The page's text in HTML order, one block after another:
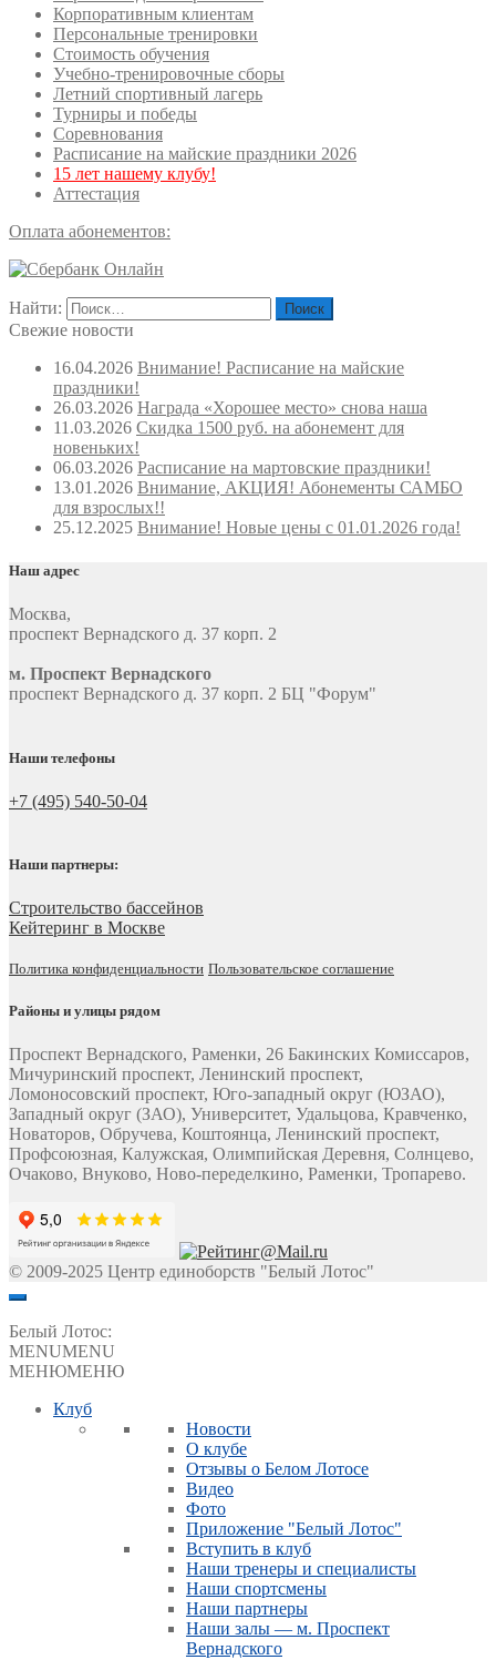
Корпоративным клиентам
Персональные тренировки
Стоимость обучения
Учебно-тренировочные сборы
Летний спортивный лагерь
Турниры и победы
Соревнования
Расписание на майские праздники 2026
15 лет нашему клубу!
Аттестация
Оплата абонементов:
Найти:
Свежие новости
16.04.2026 Внимание! Расписание на майские
праздники!
26.03.2026 Награда «Хорошее место» снова наша
11.03.2026 Скидка 1500 руб. на абонемент для
новеньких!
06.03.2026 Расписание на мартовские праздники!
13.01.2026 Внимание, АКЦИЯ! Абонементы САМБО
для взрослых!!
25.12.2025 Внимание! Новые цены с 01.01.2026 года!
Наш адрес
Москва,
проспект Вернадского д. 37 корп. 2
м. Проспект Вернадского
проспект Вернадского д. 37 корп. 2 БЦ "Форум"
Наши телефоны
+7 (495) 540-50-04
Наши партнеры:
Строительство бассейнов
Кейтеринг в Москве
Политика конфиденциальности Пользовательское соглашение
Районы и улицы рядом
Проспект Вернадского, Раменки, 26 Бакинских Комиссаров,
Мичуринский проспект, Ленинский проспект,
Ломоносовский проспект, Юго-западный округ (ЮЗАО),
Западный округ (ЗАО), Университет, Удальцова, Кравченко,
Новаторов, Обручева, Коштоянца, Ленинский проспект,
Профсоюзная, Калужская, Олимпийская Деревня, Солнцево,
Очаково, Внуково, Ново-переделкино, Раменки, Тропарево.
© 2009-2025 Центр единоборств "Белый Лотос"
Белый Лотос:
MENUMENU
МЕНЮМЕНЮ
Клуб
Новости
О клубе
Отзывы о Белом Лотосе
Видео
Фото
Приложение "Белый Лотос"
Вступить в клуб
Наши тренеры и специалисты
Наши спортсмены
Наши партнеры
Наши залы — м. Проспект
Вернадского